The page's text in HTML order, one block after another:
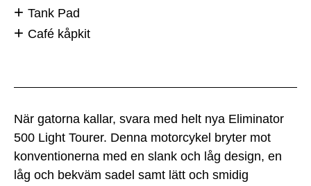
När gatorna kallar, svara med helt nya Eliminator
500 Light Tourer. Denna motorcykel bryter mot
konventionerna med en slank och låg design, en
låg och bekväm sadel samt lätt och smidig
Tank Pad
Café kåpkit